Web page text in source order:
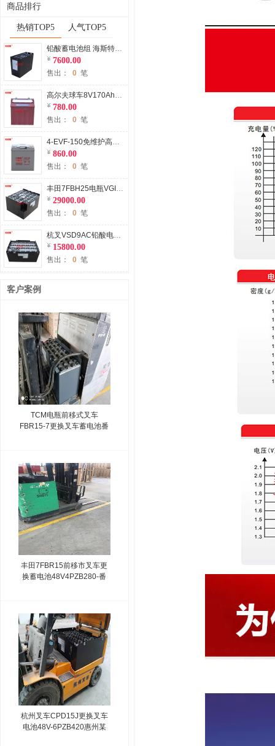
流强劲,装车时,需要配组使
生产,广泛应用电动汽车,观
光车,游览车,巡逻车等以电
瓶驱动车辆,贝朗斯品牌配
套,拥有十五年胶体电池生
产经验,是电动车蓄电池业
内的大型制造业.
商品排行
热销TOP5 人气TOP5
铅酸蓄电池组 海斯特P2.0SE电动托盘搬运车电瓶3PzS345 Hyster美国海斯特叉车电瓶配件
7600.00
售出： 0 笔
高尔夫球车8V170Ah蓄电池厂家 加水蓄电池4-EV-145球场电动车专用
780.00
售出： 0 笔
4-EVF-150免维护高尔夫球车蓄电池 8V150Ah电动高尔夫球车胶体电池
860.00
售出： 0 笔
丰田7FBH25电瓶VGI845叉车蓄电池 TOYOTA 7FBH25电动叉车电池厂家
29000.00
售出： 0 笔
杭叉VSD9AC铅酸电瓶适用杭州叉车1吨平衡重叉车电池48V450Ah
15800.00
售出： 0 笔
客户案例
TCM电瓶前移式叉车
FBR15-7更换叉车蓄电池番
丰田7FBR15前移市叉车更
换蓄电池48V4PZB280-番
杭州叉车CPD15J更换叉车
电池48V-6PZB420惠州某